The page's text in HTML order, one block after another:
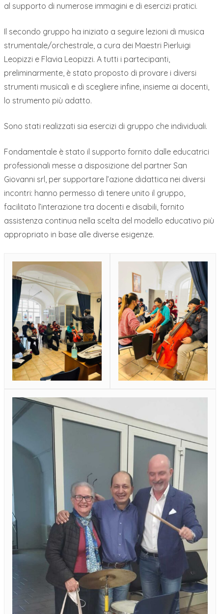
al supporto di numerose immagini e di esercizi pratici.
Il secondo gruppo ha iniziato a seguire lezioni di musica
strumentale/orchestrale, a cura dei Maestri Pierluigi
Leopizzi e Flavia Leopizzi. A tutti i partecipanti,
preliminarmente, è stato proposto di provare i diversi
strumenti musicali e di scegliere infine, insieme ai docenti,
lo strumento più adatto.
Sono stati realizzati sia esercizi di gruppo che individuali.
Fondamentale è stato il supporto fornito dalle educatrici
professionali messe a disposizione del partner San
Giovanni srl, per supportare l’azione didattica nei diversi
incontri: hanno permesso di tenere unito il gruppo,
facilitato l’interazione tra docenti e disabili, fornito
assistenza continua nella scelta del modello educativo più
appropriato in base alle diverse esigenze.